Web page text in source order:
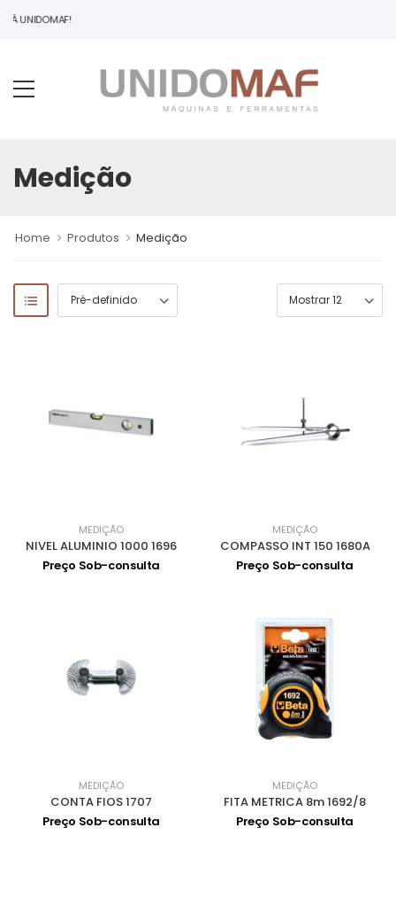
À UNIDOMAF!
Medição
Home Produtos Medição
MEDIÇÃO
NIVEL ALUMINIO 1000 1696
Preço Sob-consulta
MEDIÇÃO
COMPASSO INT 150 1680A
Preço Sob-consulta
MEDIÇÃO
CONTA FIOS 1707
Preço Sob-consulta
MEDIÇÃO
FITA METRICA 8m 1692/8
Preço Sob-consulta